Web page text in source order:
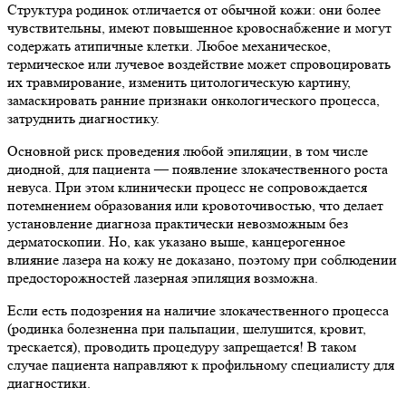
Структура родинок отличается от обычной кожи: они более
чувствительны, имеют повышенное кровоснабжение и могут
содержать атипичные клетки. Любое механическое,
термическое или лучевое воздействие может спровоцировать
их травмирование, изменить цитологическую картину,
замаскировать ранние признаки онкологического процесса,
затруднить диагностику.
Основной риск проведения любой эпиляции, в том числе
диодной, для пациента — появление злокачественного роста
невуса. При этом клинически процесс не сопровождается
потемнением образования или кровоточивостью, что делает
установление диагноза практически невозможным без
дерматоскопии. Но, как указано выше, канцерогенное
влияние лазера на кожу не доказано, поэтому при соблюдении
предосторожностей лазерная эпиляция возможна.
Если есть подозрения на наличие злокачественного процесса
(родинка болезненна при пальпации, шелушится, кровит,
трескается), проводить процедуру запрещается! В таком
случае пациента направляют к профильному специалисту для
диагностики.